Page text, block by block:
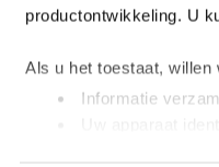
productontwikkeling. U
Als u het toestaat, willen
Informatie